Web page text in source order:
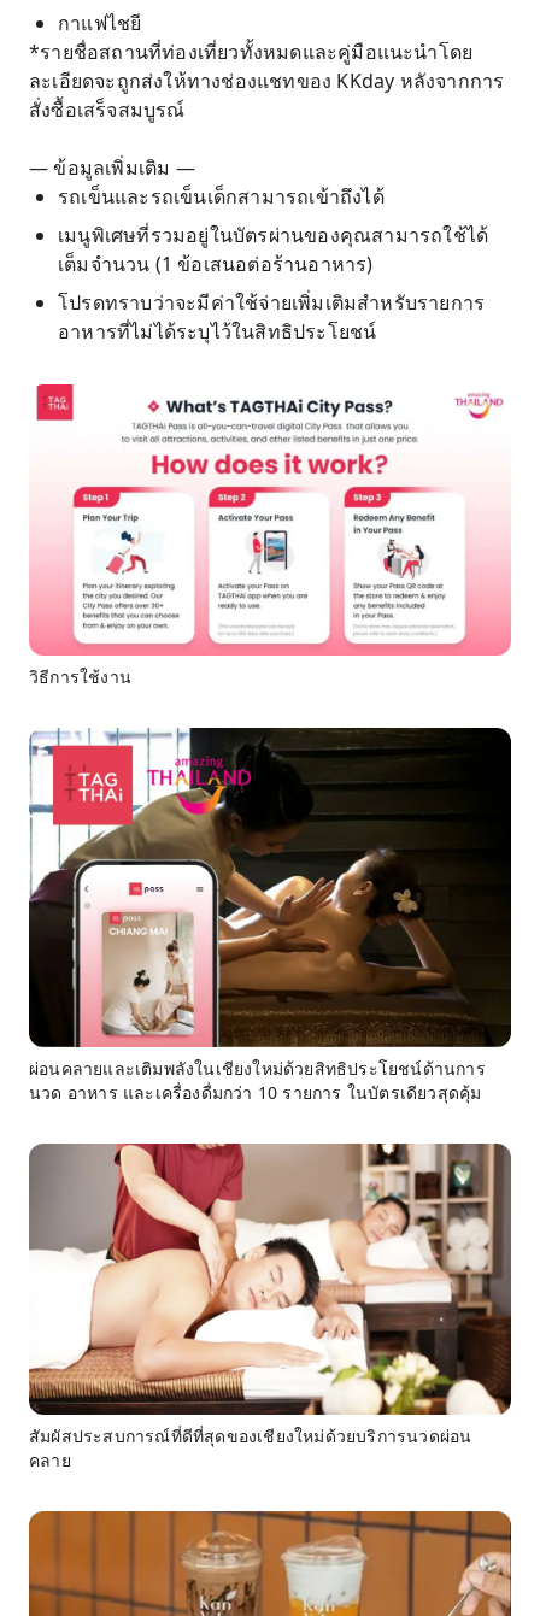
กาแฟไชยี
*รายชื่อสถานที่ท่องเที่ยวทั้งหมดและคู่มือแนะนำโดย
ละเอียดจะถูกส่งให้ทางช่องแชทของ KKday หลังจากการ
สั่งซื้อเสร็จสมบูรณ์
— ข้อมูลเพิ่มเติม —
รถเข็นและรถเข็นเด็กสามารถเข้าถึงได้
เมนูพิเศษที่รวมอยู่ในบัตรผ่านของคุณสามารถใช้ได้
เต็มจำนวน (1 ข้อเสนอต่อร้านอาหาร)
โปรดทราบว่าจะมีค่าใช้จ่ายเพิ่มเติมสำหรับรายการ
อาหารที่ไม่ได้ระบุไว้ในสิทธิประโยชน์
วิธีการใช้งาน
ผ่อนคลายและเติมพลังในเชียงใหม่ด้วยสิทธิประโยชน์ด้านการ
นวด อาหาร และเครื่องดื่มกว่า 10 รายการ ในบัตรเดียวสุดคุ้ม
สัมผัสประสบการณ์ที่ดีที่สุดของเชียงใหม่ด้วยบริการนวดผ่อน
คลาย